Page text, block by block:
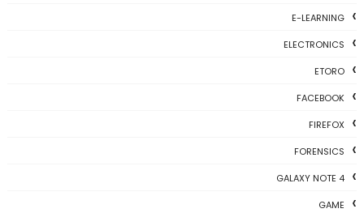
E-LEARNING
ELECTRONICS
ETORO
FACEBOOK
FIREFOX
FORENSICS
GALAXY NOTE 4
GAME